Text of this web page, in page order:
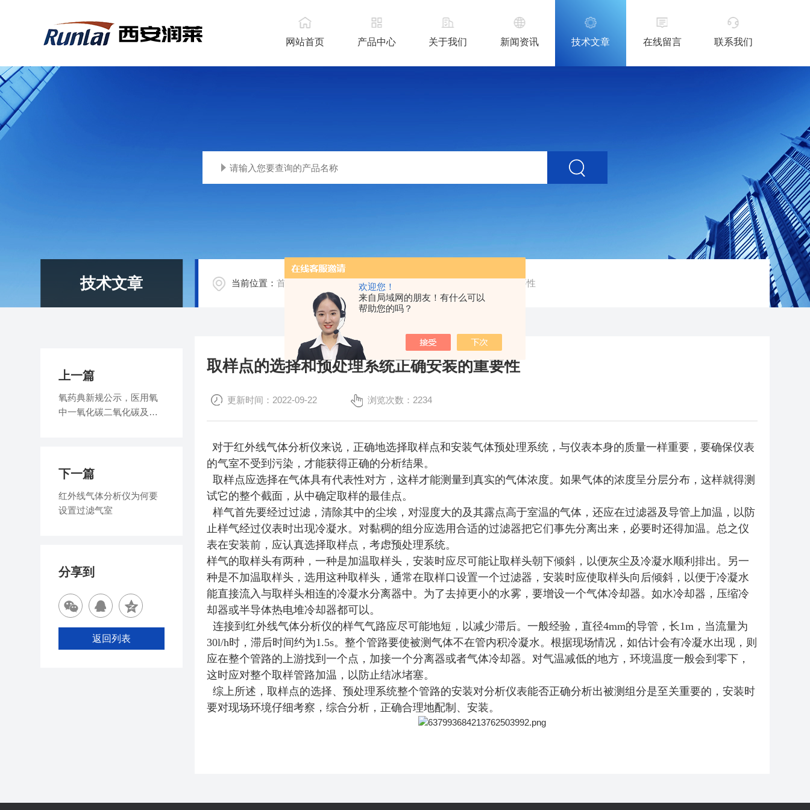
欢迎您！
来自局域网的朋友！有什么可以
帮助您的吗？
网站首页 产品中心 关于我们 新闻资讯 技术文章 在线留言 联系我们
技术文章 当前位置：首页 / 取样点的选择和预处理系统正确安装的重要性
取样点的选择和预处理系统正确安装的重要性
更新时间：2022-09-22 浏览次数：2234
对于红外线气体分析仪来说，正确地选择取样点和安装气体预处理系统，与仪表本身的质量一样重要，要确保仪表
的气室不受到污染，才能获得正确的分析结果。
取样点应选择在气体具有代表性对方，这样才能测量到真实的气体浓度。如果气体的浓度呈分层分布，这样就得测
试它的整个截面，从中确定取样的最佳点。
样气首先要经过过滤，清除其中的尘埃，对湿度大的及其露点高于室温的气体，还应在过滤器及导管上加温，以防
止样气经过仪表时出现冷凝水。对黏稠的组分应选用合适的过滤器把它们事先分离出来，必要时还得加温。总之仪
表在安装前，应认真选择取样点，考虑预处理系统。
样气的取样头有两种，一种是加温取样头，安装时应尽可能让取样头朝下倾斜，以便灰尘及冷凝水顺利排出。另一
种是不加温取样头，选用这种取样头，通常在取样口设置一个过滤器，安装时应使取样头向后倾斜，以便于冷凝水
能直接流入与取样头相连的冷凝水分离器中。为了去掉更小的水雾，要增设一个气体冷却器。如水冷却器，压缩冷
却器或半导体热电堆冷却器都可以。
连接到红外线气体分析仪的样气气路应尽可能地短，以减少滞后。一般经验，直径4mm的导管，长1m ，当流量为
30l/h时，滞后时间约为1.5s。整个管路要使被测气体不在管内积冷凝水。根据现场情况，如估计会有冷凝水出现，则
应在整个管路的上游找到一个点，加接一个分离器或者气体冷却器。对气温减低的地方，环境温度一般会到零下，
这时应对整个取样管路加温，以防止结冰堵塞。
综上所述，取样点的选择、预处理系统整个管路的安装对分析仪表能否正确分析出被测组分是至关重要的，安装时
要对现场环境仔细考察，综合分析，正确合理地配制、安装。
上一篇
氧药典新规公示，医用氧
中一氧化碳二氧化碳及氧
下一篇
红外线气体分析仪为何要
设置过滤气室
分享到
返回列表